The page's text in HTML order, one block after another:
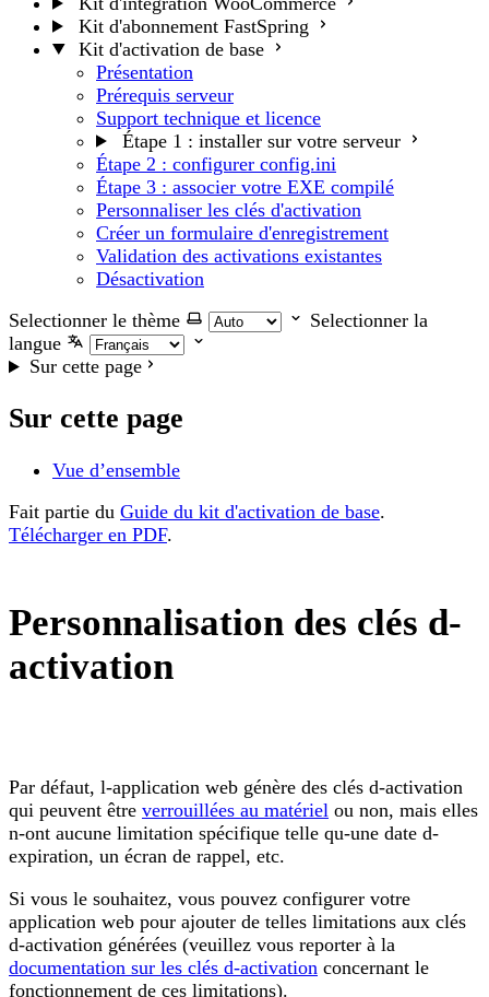
Kit d'abonnement FastSpring
Kit d'activation de base
Présentation
Prérequis serveur
Support technique et licence
Étape 1 : installer sur votre serveur
Étape 2 : configurer config.ini
Étape 3 : associer votre EXE compilé
Personnaliser les clés d'activation
Créer un formulaire d'enregistrement
Validation des activations existantes
Désactivation
Selectionner le thème
Selectionner la
langue
Sur cette page
Sur cette page
Vue d’ensemble
Fait partie du Guide du kit d'activation de base.
Télécharger en PDF.
Personnalisation des clés d-
activation
Par défaut, l-application web génère des clés d-activation
qui peuvent être verrouillées au matériel ou non, mais elles
n-ont aucune limitation spécifique telle qu-une date d-
expiration, un écran de rappel, etc.
Si vous le souhaitez, vous pouvez configurer votre
application web pour ajouter de telles limitations aux clés
d-activation générées (veuillez vous reporter à la
documentation sur les clés d-activation concernant le
fonctionnement de ces limitations).